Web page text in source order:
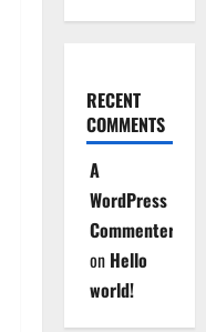
RECENT
COMMENTS
A
WordPress
Commenter
on Hello
world!